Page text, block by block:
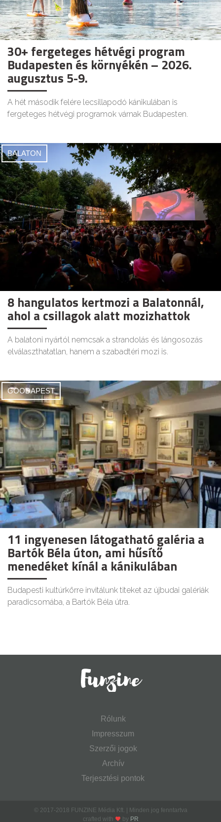
30+ fergeteges hétvégi program
Budapesten és környékén – 2026.
augusztus 5-9.
A hét második felére lecsillapodó kánikulában is
fergeteges hétvégi programok várnak Budapesten.
BALATON
8 hangulatos kertmozi a Balatonnál,
ahol a csillagok alatt mozizhattok
A balatoni nyártól nemcsak a strandolás és lángosozás
elválaszthatatlan, hanem a szabadtéri mozi is.
GOODAPEST
11 ingyenesen látogatható galéria a
Bartók Béla úton, ami hűsítő
menedéket kínál a kánikulában
Budapesti kultúrkörre invitálunk titeket az újbudai galériák
paradicsomába, a Bartók Béla útra.
Rólunk
Impresszum
Szerzői jogok
Archív
Terjesztési pontok
© 2017-2018 FUNZINE Média Kft. | Minden jog fenntartva
crafted with
by PR